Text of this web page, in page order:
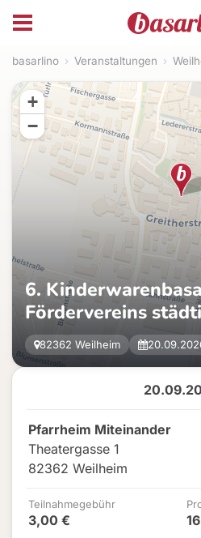
basarlino › Veranstaltungen ›
Pfarrheim Miteinander
Theatergasse 1
82362 Weilheim
Teilnahmegebühr
3,00 €
6.
Fördervereins
82362 Weilheim
+
−